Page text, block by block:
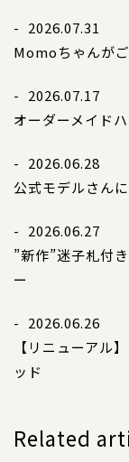
BLOG ブログ
- 2026.07.31
Momoちゃんが
- 2026.07.17
オーダーメイド
- 2026.06.28
公式モデルさん
- 2026.06.27
”新作”迷子札付
ー
- 2026.06.26
【リニューアル
ッド
Related